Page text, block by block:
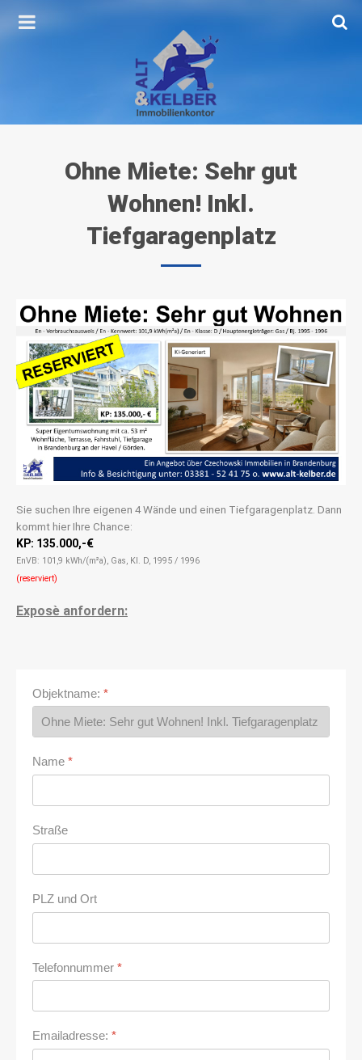
Ohne Miete: Sehr gut
Wohnen! Inkl.
Tiefgaragenplatz
Sie suchen Ihre eigenen 4 Wände und einen Tiefgaragenplatz. Dann
kommt hier Ihre Chance:
KP: 135.000,-€
EnVB: 101,9 kWh/(m²a), Gas, Kl. D, 1995 / 1996
(reserviert)
Exposè anfordern:
Objektname: *
Name *
Straße
PLZ und Ort
Telefonnummer *
Emailadresse: *